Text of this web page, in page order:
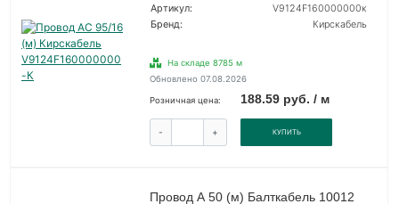
Артикул:
V9124F160000000к
Бренд:
Кирскабель
На складе 8785 м
Обновлено 07.08.2026
Розничная цена: 188.59 руб. / м
- + КУПИТЬ
Провод А 50 (м) Балткабель 10012